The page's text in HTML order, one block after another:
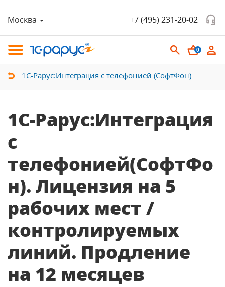
Москва +7 (495) 231-20-02
0
1С-Рарус:Интеграция с телефонией (СофтФон)
1С-Рарус:Интеграция
с
телефонией(СофтФо
н). Лицензия на 5
рабочих мест /
контролируемых
линий. Продление
на 12 месяцев